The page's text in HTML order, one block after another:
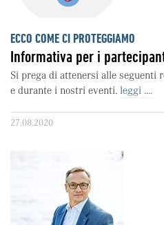
ECCO COME CI PROTEGGIAMO
Informativa per i
Si prega di attenersi alle seguenti
e durante i nostri eventi. leggi ....
27.08.2020